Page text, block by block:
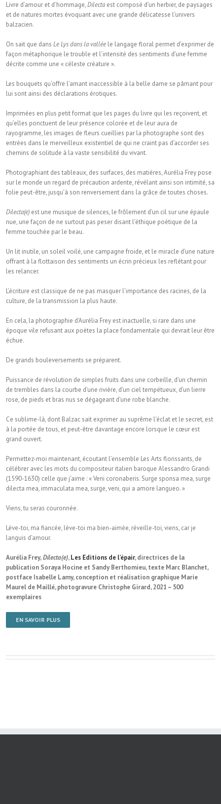
Livre d’amour et d’hommage,Dilecta est composé d’un herbier, de paysages
et de natures mortes évoquant avec une grande délicatesse l’univers
balzacien.
On sait que dans Le Lys dans la vallée le langage floral permet d’exprimer de
façon métaphorique le trouble et l’intensité des sentiments d’une femme
décrite comme une « céleste créature ».
Les bouquets qu’offre l’amant inaccessible à la belle dame se pâmant pour
lui sont ainsi des déclarations érotiques.
Imprimées en plus petit format que les pages du livre qui les reçoivent, et
qu’elles ponctuent de leur présence colorée et de leur aura de
rayogramme, les images de fleurs cueillies par la photographe sont des
entrées dans le merveilleux existentiel de qui ne craint pas d’accorder ses
chemins de solitude à la vaste sensibilité du vivant.
Photographiant des tableaux, des surfaces, des matières, Aurélia Frey pose
sur le monde un regard de précaution ardente, révélant ainsi son intimité, sa
folie peut-être, jusqu’à son renversement dans la grâce de toutes choses.
Dilecta(e) est une musique de silences, le frôlement d’un cil sur une épaule
nue, une façon de ne surtout pas peser disant l’éthique poétique de la
femme touchée par le beau.
Un lit inutile, un soleil voilé, une campagne froide, et le miracle d’une nature
offrant à la flottaison des sentiments un écrin précieux les reflétant pour
les relancer.
L’écriture est classique de ne pas masquer l’importance des racines, de la
culture, de la transmission la plus haute.
En cela, la photographie d’Aurélia Frey est inactuelle, si rare dans une
époque vile refusant aux poètes la place fondamentale qui devrait leur être
échue.
De grands bouleversements se préparent.
Puissance de révolution de simples fruits dans une corbeille, d’un chemin
de trembles dans la courbe d’une rivière, d’un ciel tempétueux, d’un lierre
rose, de pieds et bras nus se dégageant d’une robe blanche.
Ce sublime-là, dont Balzac sait exprimer au suprême l’éclat et le secret, est
à la portée de tous, et peut-être davantage encore lorsque le cœur est
grand ouvert.
Permettez-moi maintenant, écoutant l’ensemble Les Arts florissants, de
célébrer avec les mots du compositeur italien baroque Alessandro Grandi
(1590-1630) celle que j’aime : « Veni coronaberis. Surge sponsa mea, surge
dilecta mea, immaculata mea, surge, veni, qui a amore langueo. »
Viens, tu seras couronnée.
Lève-toi, ma fiancée, lève-toi ma bien-aimée, réveille-toi, viens, car je
languis d’amour.
Aurélia Frey,Dilecta(e),Les Editions de l’épair, directrices de la
publication Soraya Hocine et Sandy Berthomieu, texte Marc Blanchet,
postface Isabelle Lamy, conception et réalisation graphique Marie
Maurel de Maillé, photogravure Christophe Girard, 2021 – 500
exemplaires
EN SAVOIR PLUS